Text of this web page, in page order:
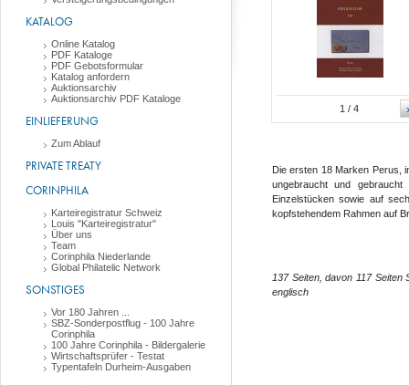
KATALOG
Online Katalog
PDF Kataloge
PDF Gebotsformular
Katalog anfordern
Auktionsarchiv
Auktionsarchiv PDF Kataloge
EINLIEFERUNG
Zum Ablauf
PRIVATE TREATY
CORINPHILA
Karteiregistratur Schweiz
Louis "Karteiregistratur"
Über uns
Team
Corinphila Niederlande
Global Philatelic Network
SONSTIGES
Vor 180 Jahren ...
SBZ-Sonderpostflug - 100 Jahre
Corinphila
100 Jahre Corinphila - Bildergalerie
Wirtschaftsprüfer - Testat
Typentafeln Durheim-Ausgaben
1 / 4
Die ersten 18 Marken Perus,
ungebraucht und
Einzelstücken sowie auf
kopfstehendem Rahmen auf
137 Seiten, davon 117
englisch